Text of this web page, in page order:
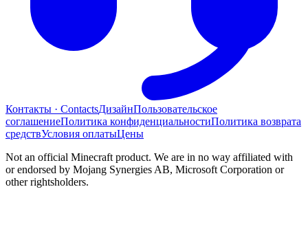
Контакты · ContactsДизайнПользовательское
соглашениеПолитика конфиденциальностиПолитика возврата
средствУсловия оплатыЦены
Not an official Minecraft product. We are in no way affiliated with
or endorsed by Mojang Synergies AB, Microsoft Corporation or
other rightsholders.